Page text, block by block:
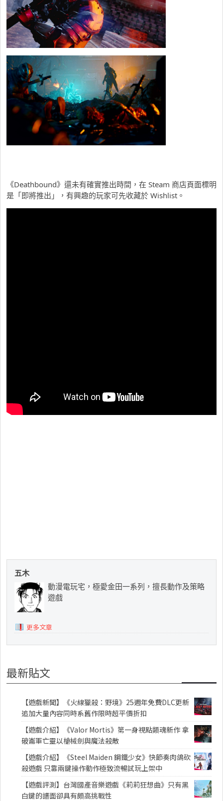
《Deathbound》還未有確實推出時間，在 Steam 商店頁面標明
是「即將推出」，有興趣的玩家可先收藏於 Wishlist。
五木
動漫電玩宅，極愛金田一系列，擅長動作及策略
遊戲
更多文章
最新貼文
【遊戲新聞】《火線獵殺：野境》25週年免費DLC更新
追加大量內容同時系舊作限時超平價折扣
【遊戲介紹】《Valor Mortis》第一身視點類魂新作 拿
破崙軍亡靈以槍械劍與魔法殺敵
【遊戲介紹】《Steel Maiden 鋼鐵少女》快節奏肉鴿砍
殺遊戲 只靠兩鍵操作動作極致流暢試玩上架中
【遊戲評測】台灣國產音樂遊戲《莉莉狂想曲》只有黑
白鍵的譜面卻具有頗高挑戰性